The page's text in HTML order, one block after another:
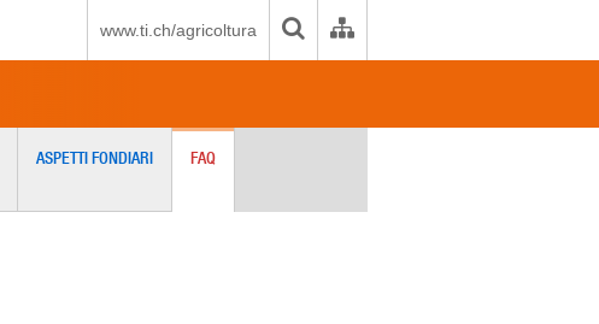
www.ti.ch/agricoltura
ASPETTI FONDIARI FAQ